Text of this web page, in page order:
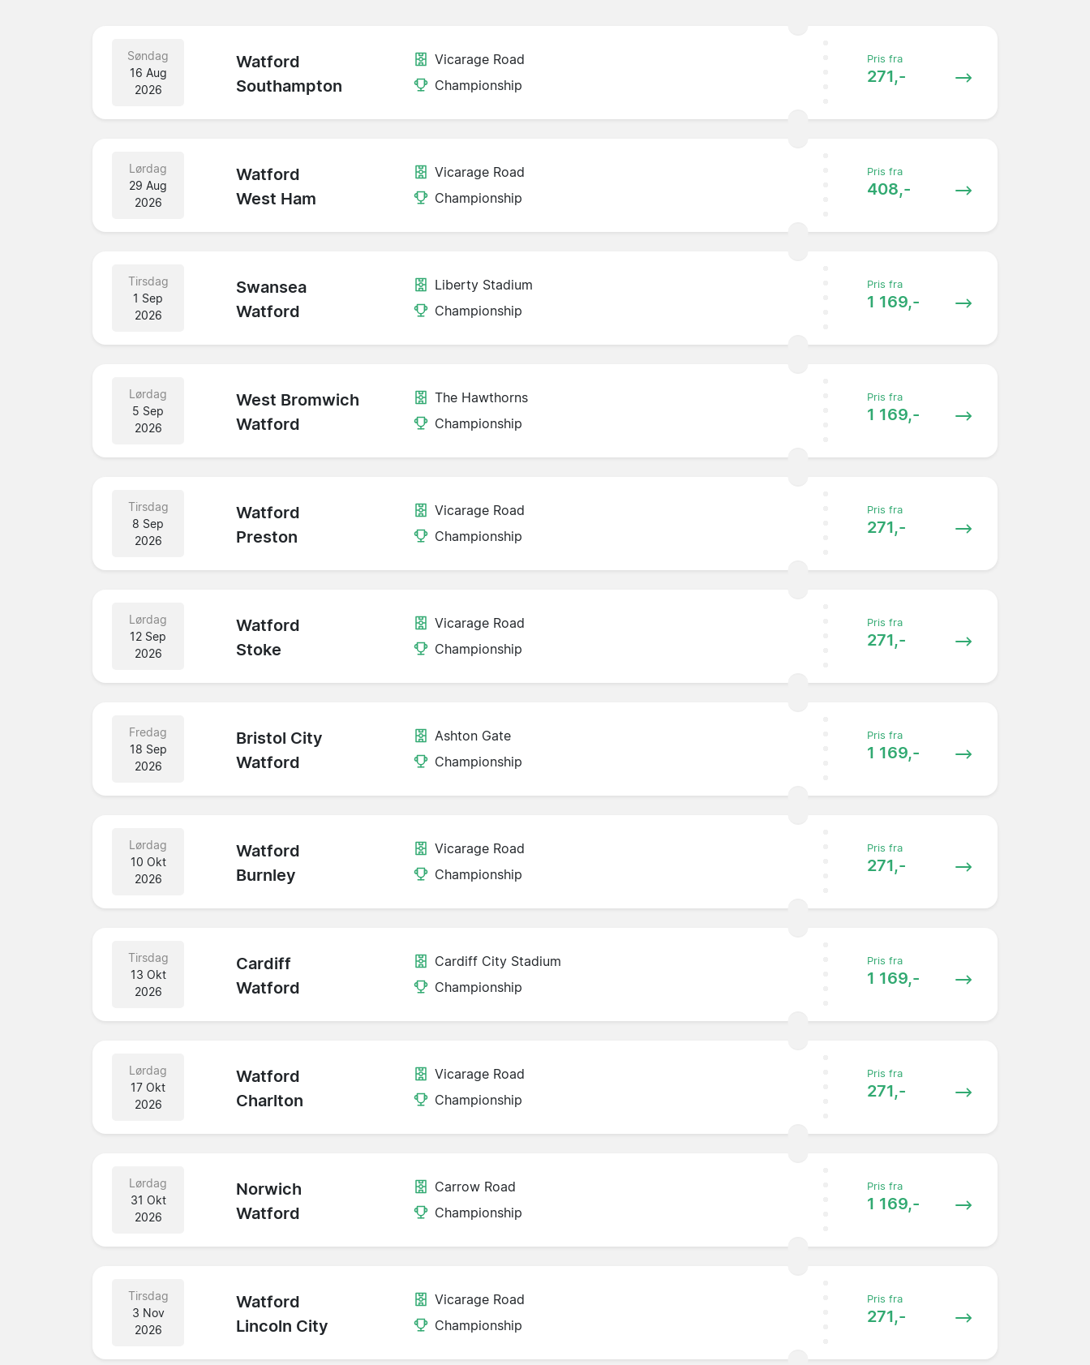
Søndag
16 Aug
2026
Watford
Southampton
Vicarage Road
Championship
Pris fra
271,-
Lørdag
29 Aug
2026
Watford
West Ham
Vicarage Road
Championship
Pris fra
408,-
Tirsdag
1 Sep
2026
Swansea
Watford
Liberty Stadium
Championship
Pris fra
1 169,-
Lørdag
5 Sep
2026
West Bromwich
Watford
The Hawthorns
Championship
Pris fra
1 169,-
Tirsdag
8 Sep
2026
Watford
Preston
Vicarage Road
Championship
Pris fra
271,-
Lørdag
12 Sep
2026
Watford
Stoke
Vicarage Road
Championship
Pris fra
271,-
Fredag
18 Sep
2026
Bristol City
Watford
Ashton Gate
Championship
Pris fra
1 169,-
Lørdag
10 Okt
2026
Watford
Burnley
Vicarage Road
Championship
Pris fra
271,-
Tirsdag
13 Okt
2026
Cardiff
Watford
Cardiff City Stadium
Championship
Pris fra
1 169,-
Lørdag
17 Okt
2026
Watford
Charlton
Vicarage Road
Championship
Pris fra
271,-
Lørdag
31 Okt
2026
Norwich
Watford
Carrow Road
Championship
Pris fra
1 169,-
Tirsdag
3 Nov
2026
Watford
Lincoln City
Vicarage Road
Championship
Pris fra
271,-